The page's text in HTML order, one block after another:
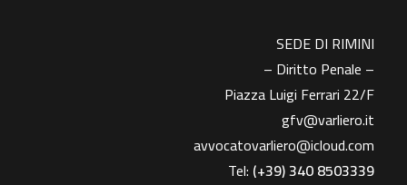
SEDE DI RIMINI
– Diritto Penale –
Piazza Luigi Ferrari 22/F
gfv@varliero.it
avvocatovarliero@icloud.com
Tel: (+39) 340 8503339